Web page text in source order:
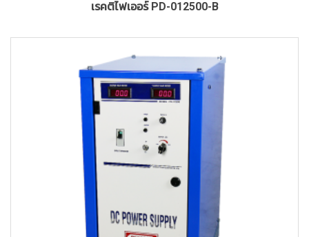
เรคติไฟเออร์ PD-012500-B